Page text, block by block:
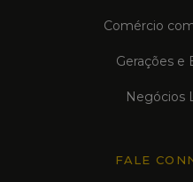
Comércio
Gerações e
Negócios
FALE